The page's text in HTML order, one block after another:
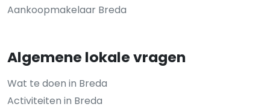
Aankoopmakelaar Breda
Algemene lokale vragen
Wat te doen in Breda
Activiteiten in Breda